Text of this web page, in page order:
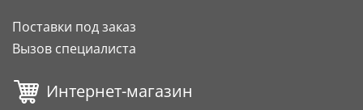
Поставки под заказ
Вызов специалиста
Интернет-магазин